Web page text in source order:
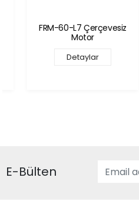
FRM-60-L7 Çerçevesiz
Detaylar
E-Bülten